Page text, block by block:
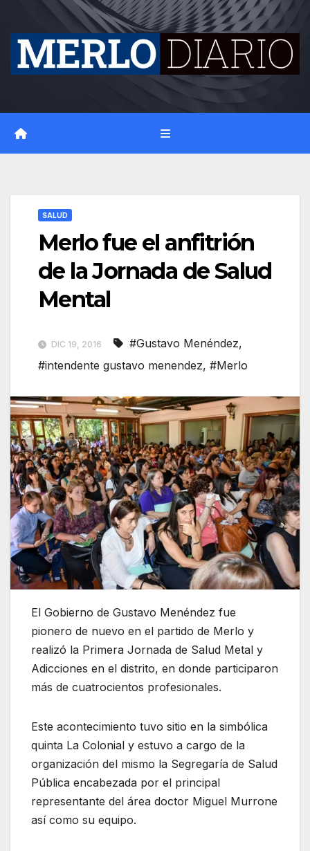
content
SALUD
Merlo fue el anfitrión
de la Jornada de Salud
Mental
DIC 19, 2016 #Gustavo Menéndez,
#intendente gustavo menendez, #Merlo
El Gobierno de Gustavo Menéndez fue
pionero de nuevo en el partido de Merlo y
realizó la Primera Jornada de Salud Metal y
Adicciones en el distrito, en donde participaron
más de cuatrocientos profesionales.
Este acontecimiento tuvo sitio en la simbólica
quinta La Colonial y estuvo a cargo de la
organización del mismo la Segregaría de Salud
Pública encabezada por el principal
representante del área doctor Miguel Murrone
así como su equipo.